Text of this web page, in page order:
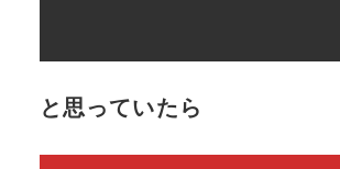
と思っていたら